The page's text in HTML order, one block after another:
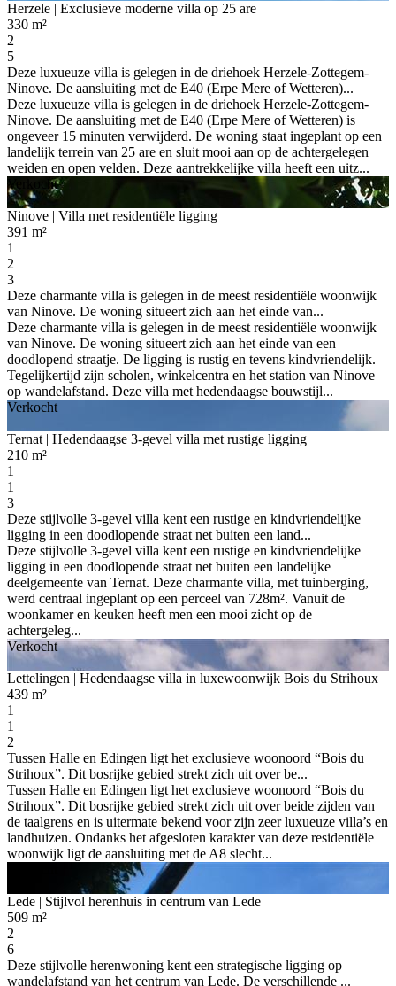
Herzele | Exclusieve moderne villa op 25 are
330 m²
2
5
Deze luxueuze villa is gelegen in de driehoek Herzele-Zottegem-
Ninove. De aansluiting met de E40 (Erpe Mere of Wetteren)...
Deze luxueuze villa is gelegen in de driehoek Herzele-Zottegem-
Ninove. De aansluiting met de E40 (Erpe Mere of Wetteren) is
ongeveer 15 minuten verwijderd. De woning staat ingeplant op een
landelijk terrein van 25 are en sluit mooi aan op de achtergelegen
weiden en open velden. Deze aantrekkelijke villa heeft een uitz...
Verkocht
Ninove | Villa met residentiële ligging
391 m²
1
2
3
Deze charmante villa is gelegen in de meest residentiële woonwijk
van Ninove. De woning situeert zich aan het einde van...
Deze charmante villa is gelegen in de meest residentiële woonwijk
van Ninove. De woning situeert zich aan het einde van een
doodlopend straatje. De ligging is rustig en tevens kindvriendelijk.
Tegelijkertijd zijn scholen, winkelcentra en het station van Ninove
op wandelafstand. Deze villa met hedendaagse bouwstijl...
Verkocht
Ternat | Hedendaagse 3-gevel villa met rustige ligging
210 m²
1
1
3
Deze stijlvolle 3-gevel villa kent een rustige en kindvriendelijke
ligging in een doodlopende straat net buiten een land...
Deze stijlvolle 3-gevel villa kent een rustige en kindvriendelijke
ligging in een doodlopende straat net buiten een landelijke
deelgemeente van Ternat. Deze charmante villa, met tuinberging,
werd centraal ingeplant op een perceel van 728m². Vanuit de
woonkamer en keuken heeft men een mooi zicht op de
achtergeleg...
Verkocht
Lettelingen | Hedendaagse villa in luxewoonwijk Bois du Strihoux
439 m²
1
1
2
Tussen Halle en Edingen ligt het exclusieve woonoord “Bois du
Strihoux”. Dit bosrijke gebied strekt zich uit over be...
Tussen Halle en Edingen ligt het exclusieve woonoord “Bois du
Strihoux”. Dit bosrijke gebied strekt zich uit over beide zijden van
de taalgrens en is uitermate bekend voor zijn zeer luxueuze villa’s en
landhuizen. Ondanks het afgesloten karakter van deze residentiële
woonwijk ligt de aansluiting met de A8 slecht...
Lede | Stijlvol herenhuis in centrum van Lede
509 m²
2
6
Deze stijlvolle herenwoning kent een strategische ligging op
wandelafstand van het centrum van Lede. De verschillende ...